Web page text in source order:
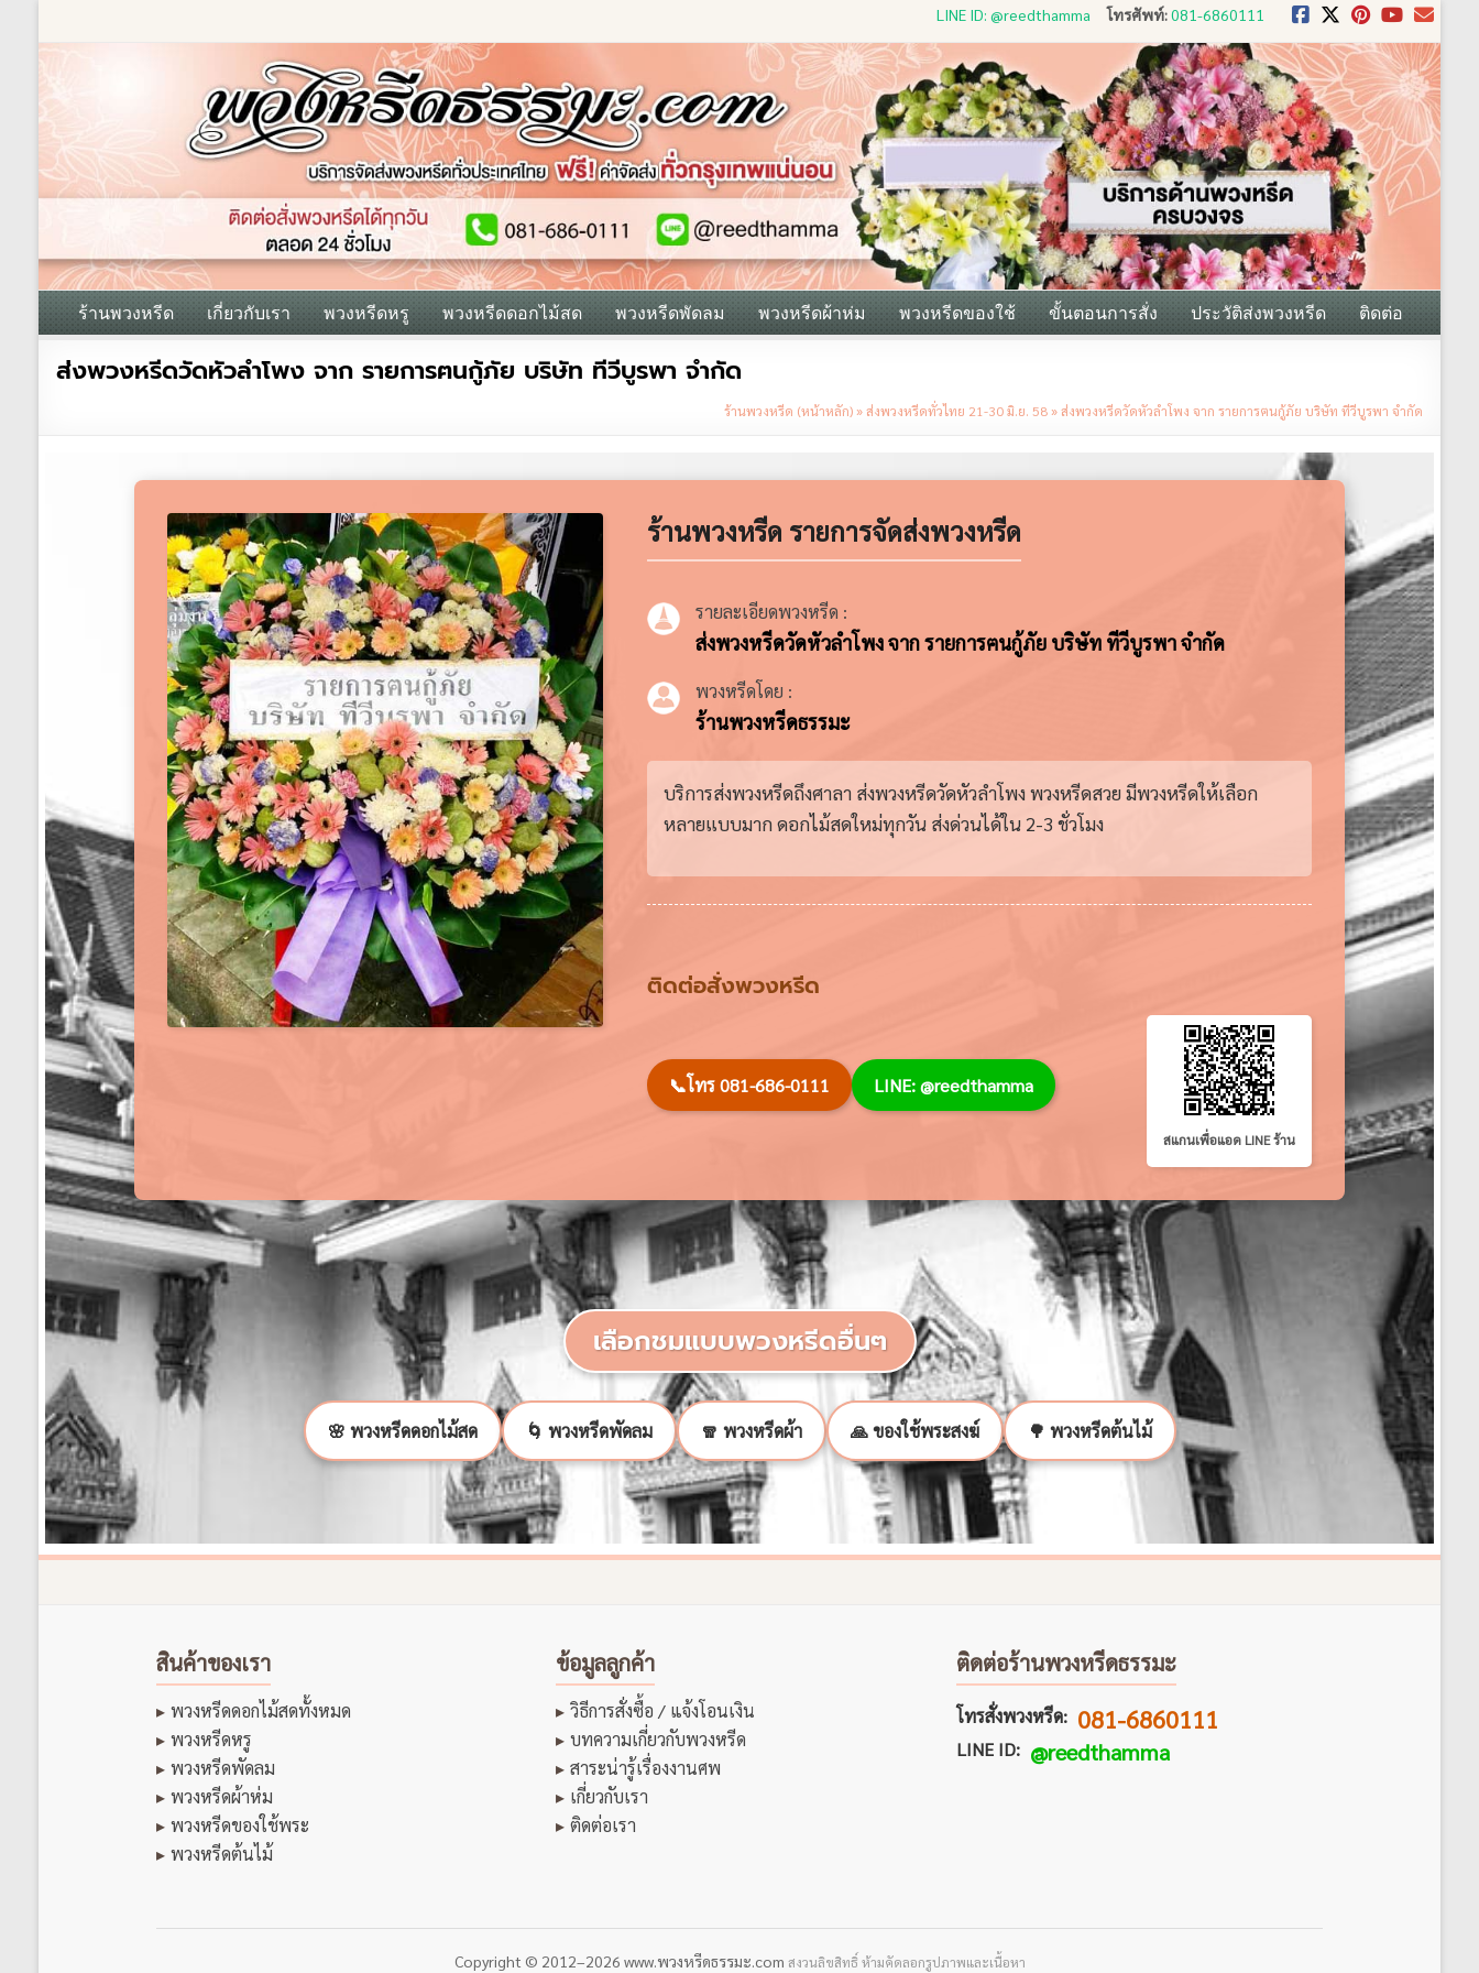
to
LINE ID: @reedthamma โทรศัพท์:081-6860111
ร้าน
พวงหรีด
ประเทศ
ร้านพวงหรีด เกี่ยวกับเรา พวงหรีดหรู พวงหรีดดอกไม้สด พวงหรีดพัดลม พวงหรีดผ้าห่ม พวงหรีดของใช้ ขั้นตอนการสั่ง ประวัติส่งพวงหรีด ติดต่อ
ส่งพวงหรีดวัดหัวลำโพง จาก รายการฅนกู้ภัย บริษัท ทีวีบูรพา จำกัด
ร้านพวงหรีด (หน้าหลัก)»ส่งพวงหรีดทั่วไทย 21-30 มิ.ย. 58»ส่งพวงหรีดวัดหัวลำโพง จาก รายการฅนกู้ภัย บริษัท ทีวีบูรพา จำกัด
ร้านพวงหรีด รายการจัดส่งพวงหรีด
รายละเอียดพวงหรีด :
ส่งพวงหรีดวัดหัวลำโพง จาก รายการฅนกู้ภัย บริษัท ทีวีบูรพา จำกัด
พวงหรีดโดย :
ร้านพวงหรีดธรรมะ
บริการส่งพวงหรีดถึงศาลา ส่งพวงหรีดวัดหัวลำโพง พวงหรีดสวย มีพวงหรีดให้เลือก
หลายแบบมาก ดอกไม้สดใหม่ทุกวัน ส่งด่วนได้ใน 2-3 ชั่วโมง
ติดต่อสั่งพวงหรีด
📞โทร 081-686-0111 LINE: @reedthamma
สแกนเพื่อแอด LINE ร้าน
เลือกชมแบบพวงหรีดอื่นๆ
🌸 พวงหรีดดอกไม้สด 🌀 พวงหรีดพัดลม 🧣 พวงหรีดผ้า 🙏 ของใช้พระสงฆ์ 🌳 พวงหรีดต้นไม้
สินค้าของเรา
พวงหรีดดอกไม้สดทั้งหมด
พวงหรีดหรู
พวงหรีดพัดลม
พวงหรีดผ้าห่ม
พวงหรีดของใช้พระ
พวงหรีดต้นไม้
ข้อมูลลูกค้า
วิธีการสั่งซื้อ / แจ้งโอนเงิน
บทความเกี่ยวกับพวงหรีด
สาระน่ารู้เรื่องงานศพ
เกี่ยวกับเรา
ติดต่อเรา
ติดต่อร้านพวงหรีดธรรมะ
โทรสั่งพวงหรีด: 081-6860111
LINE ID: @reedthamma
Copyright © 2012–2026 www.พวงหรีดธรรมะ.com สงวนลิขสิทธิ์ ห้ามคัดลอกรูปภาพและเนื้อหา